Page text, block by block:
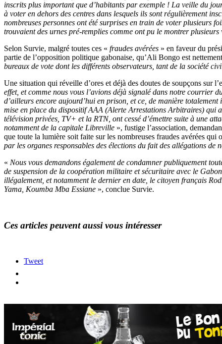
inscrits plus important que d’habitants par exemple ! La veille du
à voter en dehors des centres dans lesquels ils sont régulièrement
nombreuses personnes ont été surprises en train de voter plusieurs
trouvaient des urnes pré-remplies comme ont pu le montrer
Selon Survie, malgré toutes ces « fraudes avérées » en faveur du
partie de l’opposition politique gabonaise, qu’Ali Bongo est
bureaux de vote dont les différents observateurs, tant de la société
Une situation qui réveille d’ores et déjà des doutes de soupçons sur
effet, et comme nous vous l’avions déjà signalé dans notre courrier
d’ailleurs encore aujourd’hui en prison, et ce, de manière
mise en place du dispositif AAA (Alerte Arrestations Arbitraires) qui
télévision privées, TV+ et la RTN, ont cessé d’émettre suite à une
notamment de la capitale Libreville », fustige l’association,
que toute la lumière soit faite sur les nombreuses fraudes avérées
par les organes responsables des élections du fait des allégations
« Nous vous demandons également de condamner publiquement
de suspension de la coopération militaire et sécuritaire avec le
illégalement, et notamment le dernier en date, le citoyen français
Yama, Koumba Mba Essiane », conclue Survie.
Ces articles peuvent aussi vous intéresser
Tweet